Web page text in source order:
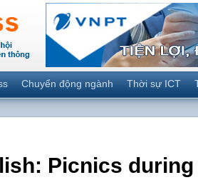
Chuyển động ngành Thời sự ICT
Picnics